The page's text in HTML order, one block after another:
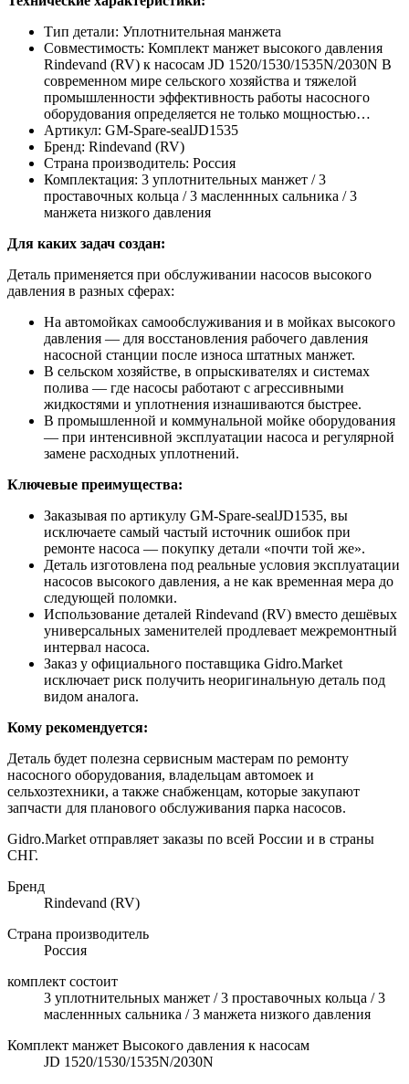
Тип детали: Уплотнительная манжета
Совместимость: Комплект манжет высокого давления
Rindevand (RV) к насосам JD 1520/1530/1535N/2030N В
современном мире сельского хозяйства и тяжелой
промышленности эффективность работы насосного
оборудования определяется не только мощностью…
Артикул: GM-Spare-sealJD1535
Бренд: Rindevand (RV)
Страна производитель: Россия
Комплектация: 3 уплотнительных манжет / 3
проставочных кольца / 3 масленнных сальника / 3
манжета низкого давления
Для каких задач создан:
Деталь применяется при обслуживании насосов высокого
давления в разных сферах:
На автомойках самообслуживания и в мойках высокого
давления — для восстановления рабочего давления
насосной станции после износа штатных манжет.
В сельском хозяйстве, в опрыскивателях и системах
полива — где насосы работают с агрессивными
жидкостями и уплотнения изнашиваются быстрее.
В промышленной и коммунальной мойке оборудования
— при интенсивной эксплуатации насоса и регулярной
замене расходных уплотнений.
Ключевые преимущества:
Заказывая по артикулу GM-Spare-sealJD1535, вы
исключаете самый частый источник ошибок при
ремонте насоса — покупку детали «почти той же».
Деталь изготовлена под реальные условия эксплуатации
насосов высокого давления, а не как временная мера до
следующей поломки.
Использование деталей Rindevand (RV) вместо дешёвых
универсальных заменителей продлевает межремонтный
интервал насоса.
Заказ у официального поставщика Gidro.Market
исключает риск получить неоригинальную деталь под
видом аналога.
Кому рекомендуется:
Деталь будет полезна сервисным мастерам по ремонту
насосного оборудования, владельцам автомоек и
сельхозтехники, а также снабженцам, которые закупают
запчасти для планового обслуживания парка насосов.
Gidro.Market отправляет заказы по всей России и в страны
СНГ.
Бренд
Rindevand (RV)
Страна производитель
Россия
комплект состоит
3 уплотнительных манжет / 3 проставочных кольца / 3
масленнных сальника / 3 манжета низкого давления
Комплект манжет Высокого давления к насосам
JD 1520/1530/1535N/2030N